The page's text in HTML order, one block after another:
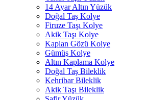
14 Ayar Altın Yüzük
Doğal Taş Kolye
Firuze Taşı Kolye
Akik Taşı Kolye
Kaplan Gözü Kolye
Gümüş Kolye
Altın Kaplama Kolye
Doğal Taş Bileklik
Kehribar Bileklik
Akik Taşı Bileklik